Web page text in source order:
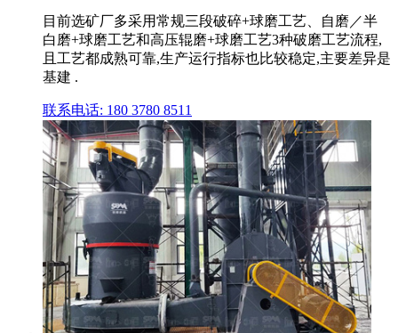
目前选矿厂多采用常规三段破碎+球磨工艺、自磨／半
白磨+球磨工艺和高压辊磨+球磨工艺3种破磨工艺流程,
且工艺都成熟可靠,生产运行指标也比较稳定,主要差异是
基建 .
联系电话: 180 3780 8511